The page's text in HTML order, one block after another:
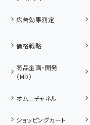
広告効果測定
価格戦略
商品企画・開発
（MD）
オムニチャネル
ショッピングカート